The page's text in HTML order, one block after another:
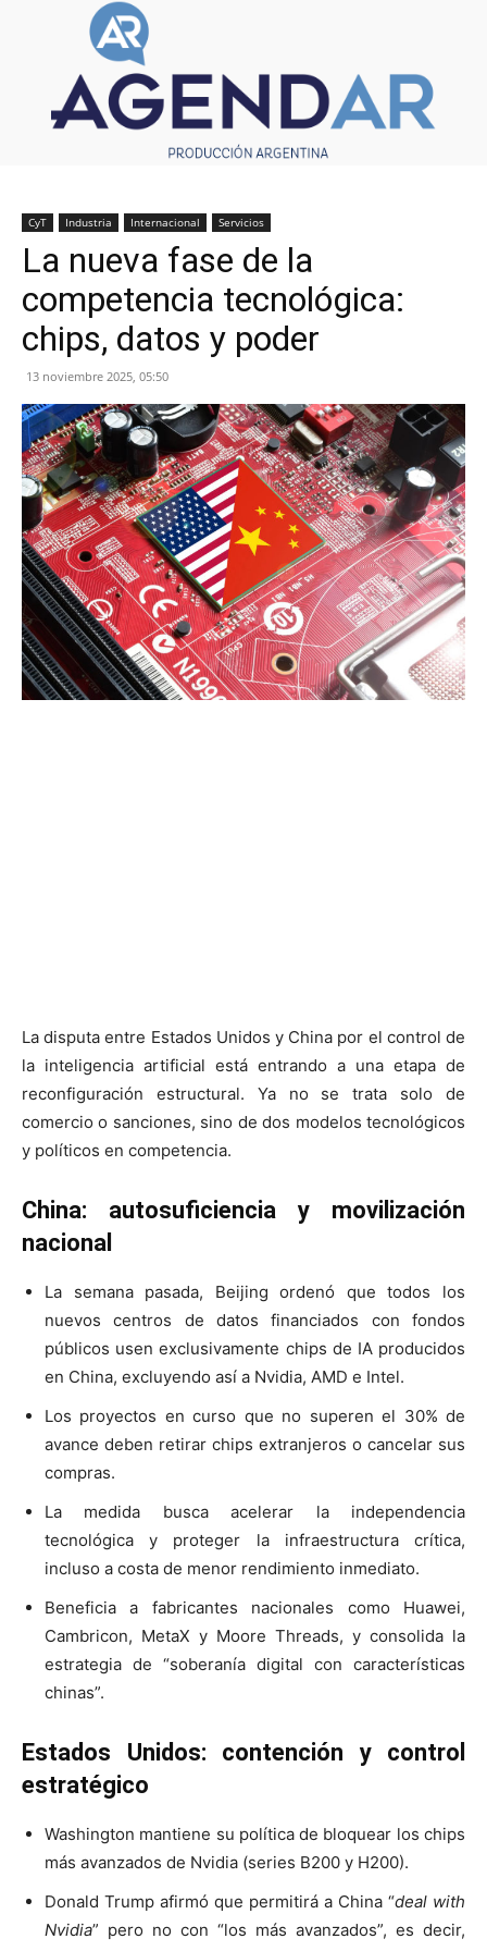
CyT Industria Internacional Servicios
La nueva fase de la
competencia tecnológica:
chips, datos y poder
13 noviembre 2025, 05:50
La disputa entre Estados Unidos y China por el control de
la inteligencia artificial está entrando a una etapa de
reconfiguración estructural. Ya no se trata solo de
comercio o sanciones, sino de dos modelos tecnológicos
y políticos en competencia.
China: autosuficiencia y movilización
nacional
La semana pasada, Beijing ordenó que todos los
nuevos centros de datos financiados con fondos
públicos usen exclusivamente chips de IA producidos
en China, excluyendo así a Nvidia, AMD e Intel.
Los proyectos en curso que no superen el 30% de
avance deben retirar chips extranjeros o cancelar sus
compras.
La medida busca acelerar la independencia
tecnológica y proteger la infraestructura crítica,
incluso a costa de menor rendimiento inmediato.
Beneficia a fabricantes nacionales como Huawei,
Cambricon, MetaX y Moore Threads, y consolida la
estrategia de “soberanía digital con características
chinas”.
Estados Unidos: contención y control
estratégico
Washington mantiene su política de bloquear los chips
más avanzados de Nvidia (series B200 y H200).
Donald Trump afirmó que permitirá a China “deal with
Nvidia” pero no con “los más avanzados”, es decir,